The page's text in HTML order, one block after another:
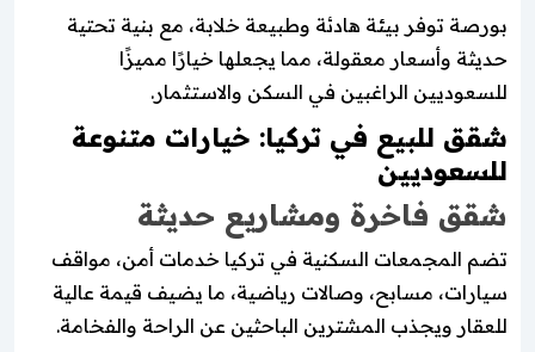
بورصة توفر بيئة هادئة وطبيعة خلابة، مع بنية تحتية
حديثة وأسعار معقولة، مما يجعلها خيارًا مميزًا
للسعوديين الراغبين في السكن والاستثمار.
شقق للبيع في تركيا: خيارات متنوعة
للسعوديين
شقق فاخرة ومشاريع حديثة
تضم المجمعات السكنية في تركيا خدمات أمن، مواقف
سيارات، مسابح، وصالات رياضية، ما يضيف قيمة عالية
للعقار ويجذب المشترين الباحثين عن الراحة والفخامة.